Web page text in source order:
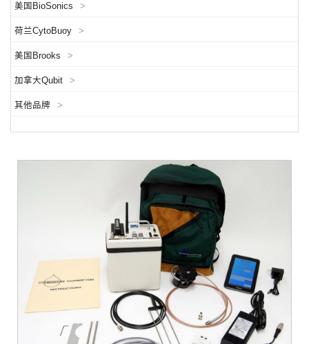
美国BioSonics >
荷兰CytoBuoy >
美国Brooks >
加拿大Qubit >
其他品牌 >